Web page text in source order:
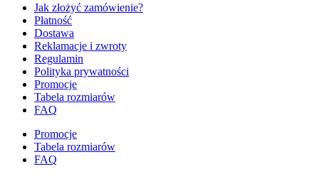
Jak złożyć zamówienie?
Płatność
Dostawa
Reklamacje i zwroty
Regulamin
Polityka prywatności
Promocje
Tabela rozmiarów
FAQ
Promocje
Tabela rozmiarów
FAQ